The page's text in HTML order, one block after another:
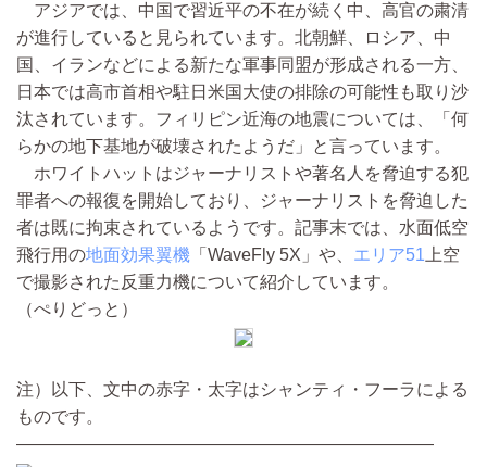
アジアでは、中国で習近平の不在が続く中、高官の粛清
が進行していると見られています。北朝鮮、ロシア、中
国、イランなどによる新たな軍事同盟が形成される一方、
日本では高市首相や駐日米国大使の排除の可能性も取り沙
汰されています。フィリピン近海の地震については、「何
らかの地下基地が破壊されたようだ」と言っています。
ホワイトハットはジャーナリストや著名人を脅迫する犯
罪者への報復を開始しており、ジャーナリストを脅迫した
者は既に拘束されているようです。記事末では、水面低空
飛行用の地面効果翼機 「WaveFly 5X」や、 エリア51 上空
で撮影された反重力機について紹介しています。
（ぺりどっと）
注）以下、文中の赤字・太字はシャンティ・フーラによる
ものです。
————————————————————————